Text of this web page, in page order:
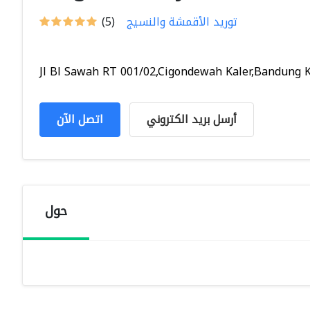
(5) توريد الأقمشة والنسيج
Jl Bl Sawah RT 001/02,Cigondewah Kaler,Bandung
اتصل الآن أرسل بريد الكتروني
حول